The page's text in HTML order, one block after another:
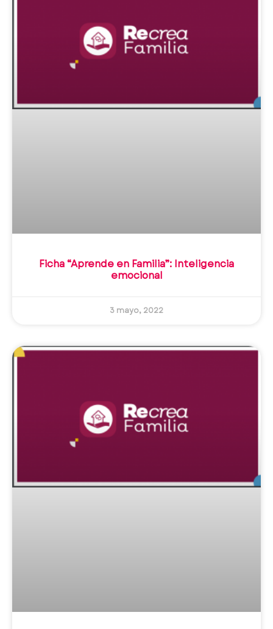
Ficha “Aprende en Familia”: Inteligencia
emocional
3 mayo, 2022